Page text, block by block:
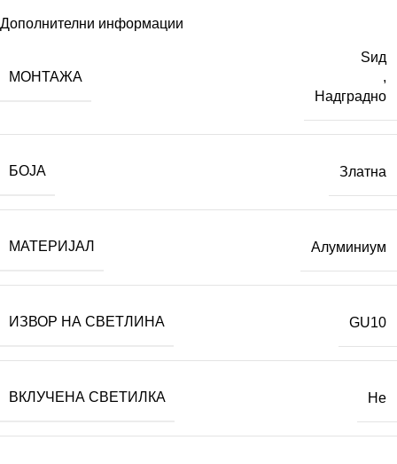
Дополнителни информации
МОНТАЖА
Ѕид
,
Надградно
БОЈА Златна
МАТЕРИЈАЛ Алуминиум
ИЗВОР НА СВЕТЛИНА GU10
ВКЛУЧЕНА СВЕТИЛКА Не